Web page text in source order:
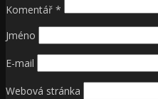
Komentář *
Jméno
E-mail
Webová stránka